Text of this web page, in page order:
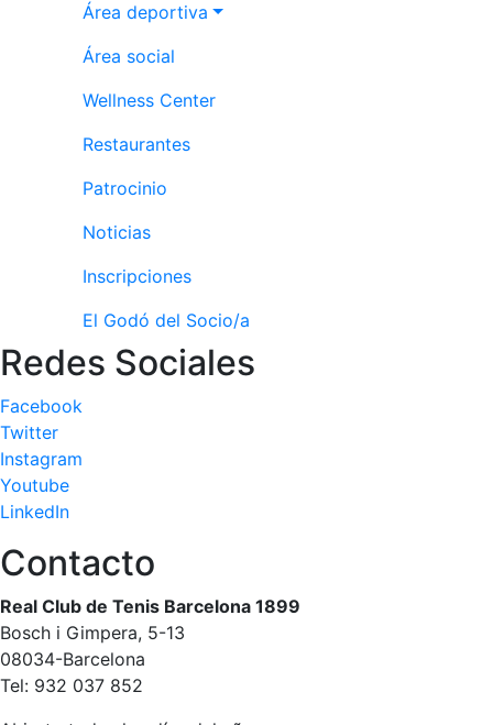
Área deportiva
Área social
Wellness Center
Restaurantes
Patrocinio
Noticias
Inscripciones
El Godó del Socio/a
Redes Sociales
Facebook
Twitter
Instagram
Youtube
LinkedIn
Contacto
Real Club de Tenis Barcelona 1899
Bosch i Gimpera, 5-13
08034-Barcelona
Tel: 932 037 852